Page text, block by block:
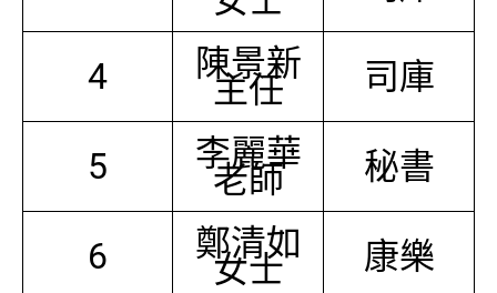
4 陳景新
主任 司庫
5 李麗華
老師 秘書
6 鄭清如
女士 康樂